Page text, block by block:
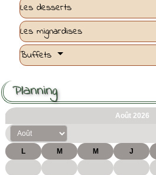
Les desserts
Les mignardises
Buffets
Planning